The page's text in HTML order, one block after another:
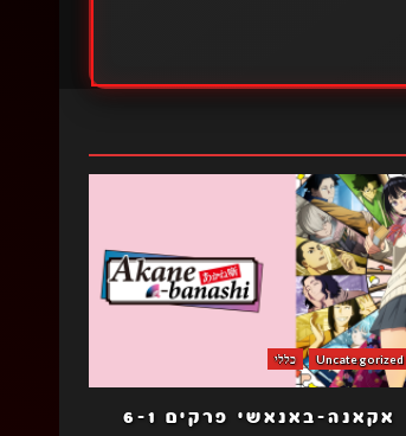
Uncategorized כללי
אקאנה-באנאשי פרקים 6-1